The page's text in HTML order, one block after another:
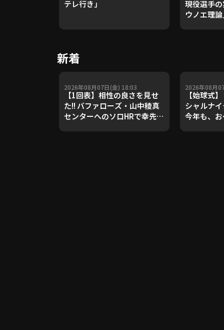
テレ行き」
現役選手
ウノエ理
新着
2026年08月07日(金) 18:03
【1回表】相性の良さを見せ
た!! バファローズ・山中稜真
センターへのソロHRで幸先良
2026年08月
【始球式
シャルナ
今年も、